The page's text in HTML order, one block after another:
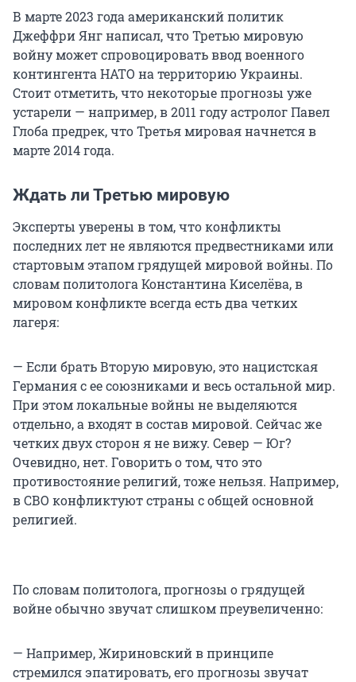
В марте 2023 года американский политик
Джеффри Янг написал, что Третью мировую
войну может спровоцировать ввод военного
контингента НАТО на территорию Украины.
Стоит отметить, что некоторые прогнозы уже
устарели — например, в 2011 году астролог Павел
Глоба предрек, что Третья мировая начнется в
марте 2014 года.
Ждать ли Третью мировую
Эксперты уверены в том, что конфликты
последних лет не являются предвестниками или
стартовым этапом грядущей мировой войны. По
словам политолога Константина Киселёва, в
мировом конфликте всегда есть два четких
лагеря:
— Если брать Вторую мировую, это нацистская
Германия с ее союзниками и весь остальной мир.
При этом локальные войны не выделяются
отдельно, а входят в состав мировой. Сейчас же
четких двух сторон я не вижу. Север — Юг?
Очевидно, нет. Говорить о том, что это
противостояние религий, тоже нельзя. Например,
в СВО конфликтуют страны с общей основной
религией.
По словам политолога, прогнозы о грядущей
войне обычно звучат слишком преувеличенно:
— Например, Жириновский в принципе
стремился эпатировать, его прогнозы звучат